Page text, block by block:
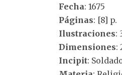
Fecha: 1675
Páginas: [8] p.
Ilustraciones:
Dimensiones:
Incipit: